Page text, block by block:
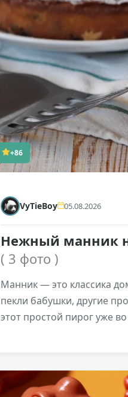
+86
VyTieBoy 05.08.2026
Нежный манник
( 3 фото )
Манник — это классика
пекли бабушки, другие
этот простой пирог уже